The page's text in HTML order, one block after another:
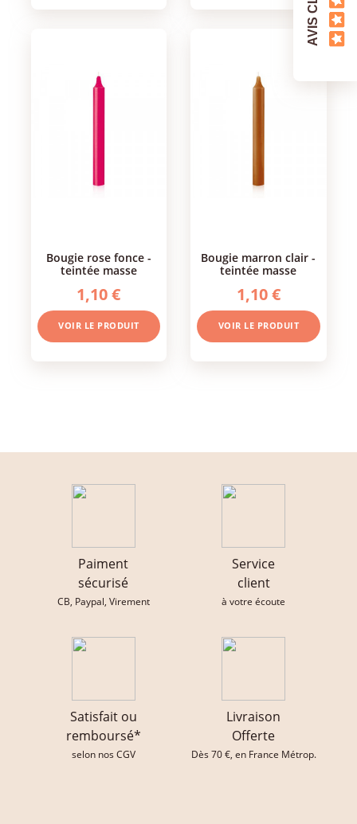
bougie rose fonce -
teintée masse
1,10 €
VOIR LE PRODUIT
bougie marron clair -
teintée masse
1,10 €
VOIR LE PRODUIT
Paiment
sécurisé
CB, Paypal, Virement
Service
client
à votre écoute
Satisfait ou
remboursé*
selon nos CGV
Livraison
Offerte
Dès 70 €, en France Métrop.